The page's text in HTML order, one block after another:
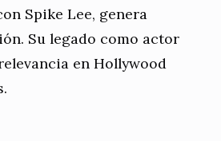
Spike Lee, genera
Su legado como actor
en Hollywood